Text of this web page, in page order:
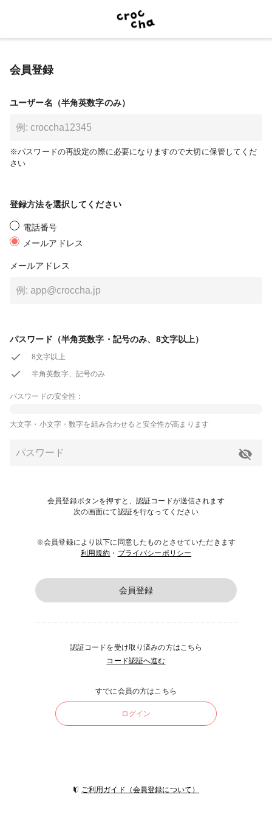
会員登録
ユーザー名（半角英数字のみ）
※パスワードの再設定の際に必要になりますので大切に保管してくだ
さい
登録方法を選択してください
電話番号
メールアドレス
メールアドレス
パスワード（半角英数字・記号のみ、8文字以上）
8文字以上
半角英数字、記号のみ
パスワードの安全性：
大文字・小文字・数字を組み合わせると安全性が高まります
会員登録ボタンを押すと、認証コードが送信されます
次の画面にて認証を行なってください
※会員登録により以下に同意したものとさせていただきます
利用規約 ・ プライバシーポリシー
会員登録
認証コードを受け取り済みの方はこちら
コード認証へ進む
すでに会員の方はこちら
ログイン
ご利用ガイド（会員登録について）